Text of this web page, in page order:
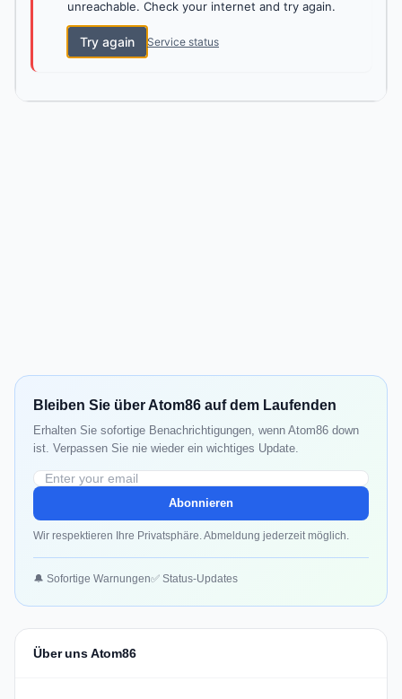
unreachable. Check your internet and try again.
Try again Service status
Bleiben Sie über Atom86 auf dem Laufenden
Erhalten Sie sofortige Benachrichtigungen, wenn Atom86 down
ist. Verpassen Sie nie wieder ein wichtiges Update.
Abonnieren
Wir respektieren Ihre Privatsphäre. Abmeldung jederzeit möglich.
🔔 Sofortige Warnungen✅ Status-Updates
Über uns Atom86